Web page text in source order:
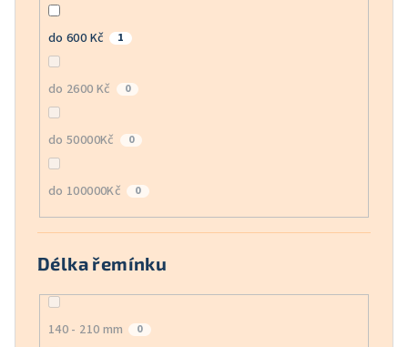
do 600 Kč 1
do 2600 Kč 0
do 50000Kč 0
do 100000Kč 0
Délka řemínku
140 - 210 mm 0